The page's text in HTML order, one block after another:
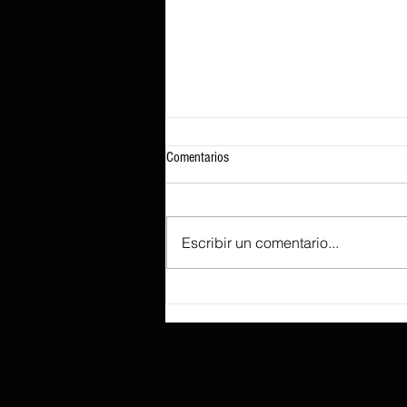
Comentarios
Escribir un comentario...